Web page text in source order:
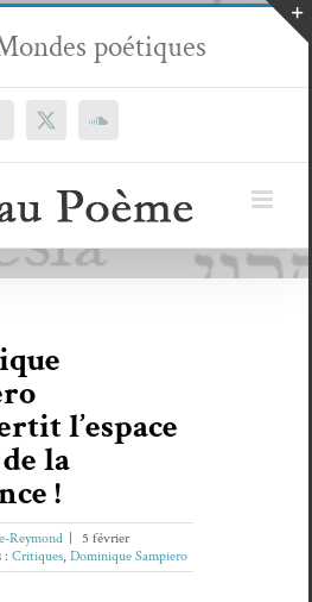
poétiques
X SoundCloud
l’espace
la
!
Reymond
5 février
: Critiques, Dominique Sampiero